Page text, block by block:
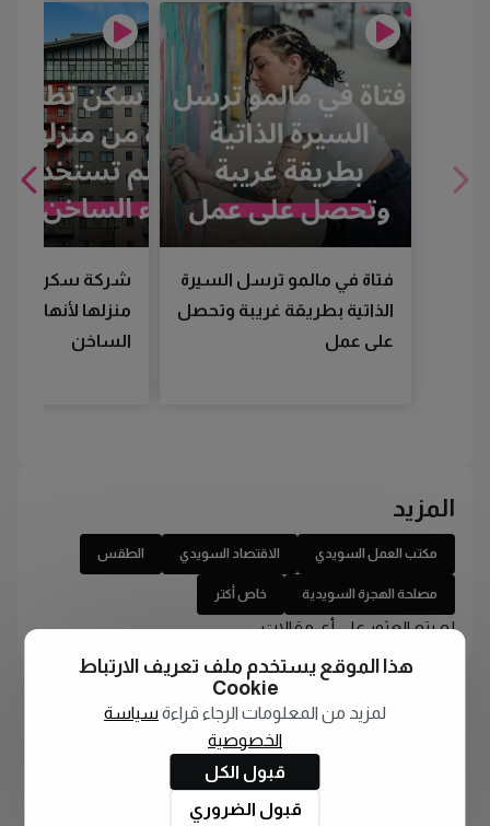
فتاة في مالمو ترسل السيرة
الذاتية بطريقة غريبة وتحصل
على عمل
شركة سكن
منزلها لأنها لم
الساخن
المزيد
مكتب العمل السويدي الاقتصاد السويدي الطقس
مصلحة الهجرة السويدية خاص أكتر
لم يتم العثور على أي مقالات
هذا الموقع يستخدم ملف تعريف الارتباط
Cookie
لمزيد من المعلومات الرجاء قراءة سياسة
الخصوصية
قبول الكل
قبول الضروري